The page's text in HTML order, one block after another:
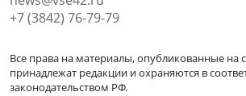
+7 (3842) 76-79-79
Все права на материалы, опубликованные на
принадлежат редакции и охраняются в
законодательством РФ.